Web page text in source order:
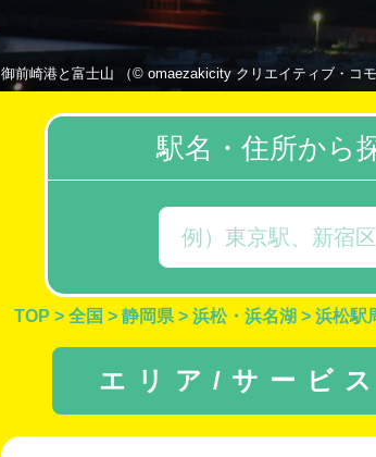
御前崎港と富士山 （© omaezakicity クリエイティブ・コ
駅名・住所から
TOP > 全国 > 静岡県 > 浜松・浜名湖 > 浜松駅
エリア/サービ